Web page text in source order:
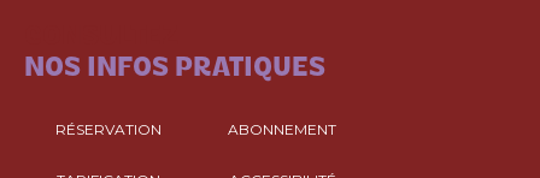
NOS INFOS PRATIQUES
RÉSERVATION ABONNEMENT